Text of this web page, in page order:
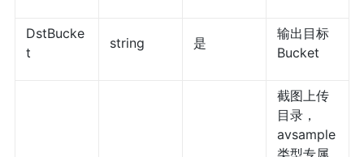
DstBucke
t
string 是
输出目标
Bucket
截图上传
目录，
avsample
类型专属